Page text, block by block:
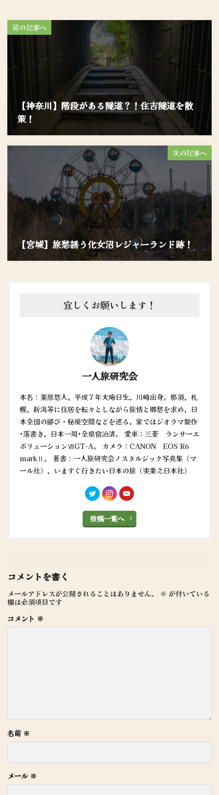
前の記事へ
【神奈川】階段がある隧道？！住吉隧道を散
策！
次の記事へ
【宮城】旅愁誘う化女沼レジャーランド跡！
宜しくお願いします！
一人旅研究会
本名：栗原悠人。平成７年大晦日生。川崎出身。那須、札
幌、新潟等に住居を転々としながら旅情と郷愁を求め、日
本全国の鄙び・秘境空間などを巡る。家ではジオラマ製作
•落書き。日本一周•全県宿泊済。 愛車：三菱 ランサーエ
ボリューションⅦGT-A。 カメラ：CANON EOS R6
markⅡ。 著書：一人旅研究会ノスタルジック写真集（マ
ール社）、いますぐ行きたい日本の旅（実業之日本社）
投稿一覧へ
コメントを書く
メールアドレスが公開されることはありません。 ※ が付いている
欄は必須項目です
コメント ※
名前 ※
メール ※